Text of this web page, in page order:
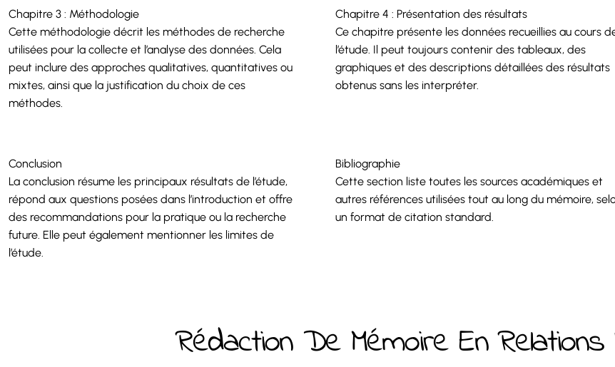
Chapitre 3 : Méthodologie
Cette méthodologie décrit les méthodes de recherche
utilisées pour la collecte et l’analyse des données. Cela
peut inclure des approches qualitatives, quantitatives ou
mixtes, ainsi que la justification du choix de ces
méthodes.
Chapitre 4 : Présentation des résultats
Ce chapitre présente les données recueillies au cours
l’étude. Il peut toujours contenir des tableaux, des
graphiques et des descriptions détaillées des résultats
obtenus sans les interpréter.
Conclusion
La conclusion résume les principaux résultats de l’étude,
répond aux questions posées dans l’introduction et offre
des recommandations pour la pratique ou la recherche
future. Elle peut également mentionner les limites de
l’étude.
Bibliographie
Cette section liste toutes les sources académiques et
autres références utilisées tout au long du mémoire,
un format de citation standard.
Rédaction De Mémoire En